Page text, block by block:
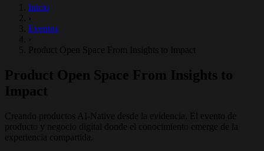
Inicio
›
Eventos
›
Product Open Space From Insights to Impact
Product Open Space From Insights to
Impact
Creando productos AI-Native desde la evidencia. El evento de
producto y negocio digital donde el conocimiento emerge de la
experiencia compartida.